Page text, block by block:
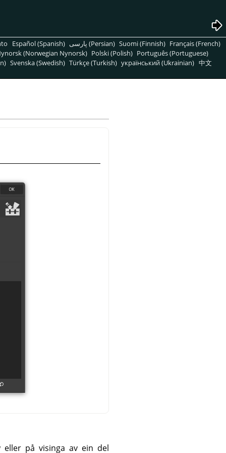
Español (Spanish) پارسی (Persian) Suomi (Finnish) Français (French)
(Norwegian Nynorsk) Polski (Polish) Português (Portuguese)
Svenska (Swedish) Türkçe (Turkish) український (Ukrainian) 中文
eller på visinga av ein del